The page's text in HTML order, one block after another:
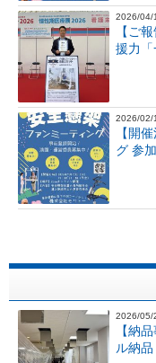
2026/04/
【ご
援力「
2026/02/
【開
グ 参
2026/05/
【納
ル納品